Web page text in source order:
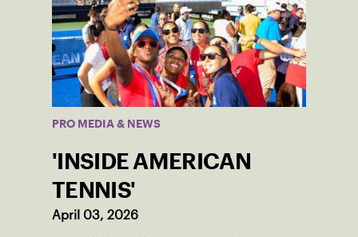
PRO MEDIA & NEWS
'INSIDE AMERICAN
TENNIS'
April 03, 2026